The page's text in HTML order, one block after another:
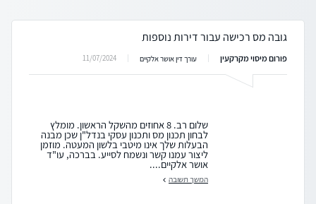
גובה מס רכישה עבור דירות נוספות
פורום מיסוי מקרקעין עורך דין אושר אלקיים 11/07/2024
שלום רב. 8 אחוזים מהשקל הראשון. מומלץ
לבחון תכנון מס ותכנון עסקי בנדל"ן שכן מבנה
הבעלות שלך אינו מיטבי בלשון המעטה. מוזמן
ליצור עמנו קשר ונשמח לסייע. בברכה, עו"ד
אושר אלקיים....
המשך תשובה